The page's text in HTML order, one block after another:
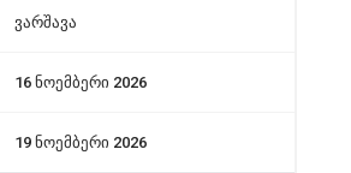
ვარშავა
16 ნოემბერი 2026
19 ნოემბერი 2026